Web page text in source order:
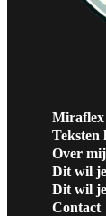
Miraflex
Teksten
Over mij
Dit wil
Dit wil
Contact